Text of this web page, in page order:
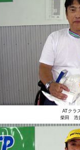
ATクラ
柴田 浩